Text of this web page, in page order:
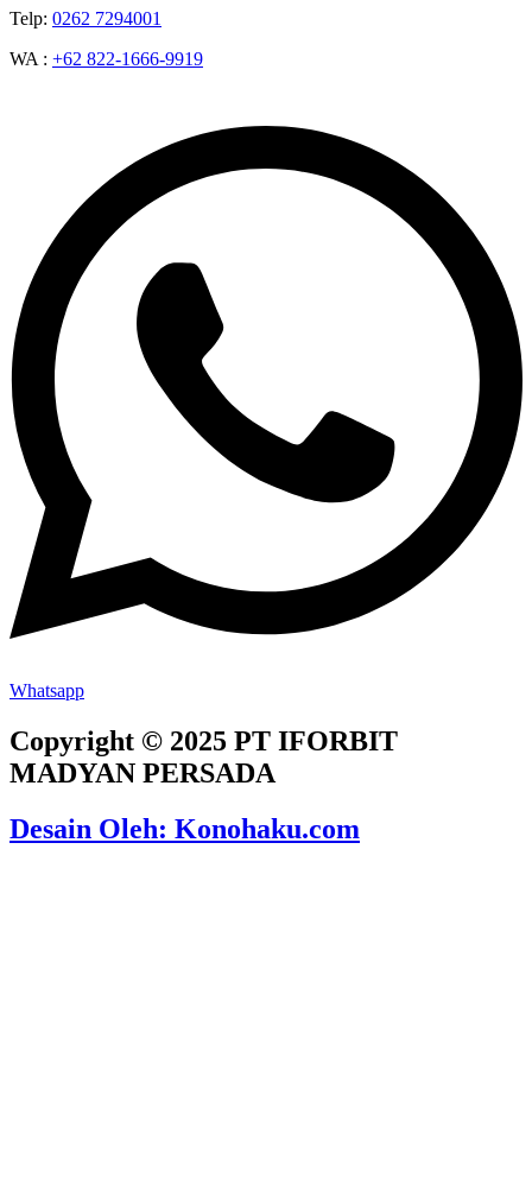
Telp: 0262 7294001
WA : +62 822-1666-9919
Whatsapp
Copyright © 2025 PT IFORBIT
MADYAN PERSADA
Desain Oleh: Konohaku.com